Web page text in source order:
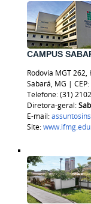
CAMPUS
Rodovia MGT
Sabará, MG |
Telefone: (31)
Diretora-geral:
E-mail:
Site: